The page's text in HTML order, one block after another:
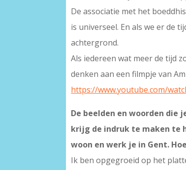
De associatie met het
is universeel. En als we er de
achtergrond.
Als iedereen wat meer de tijd
denken aan een filmpje van
https://www.youtube.com/
De beelden en woorden
krijg de indruk te maken te
woon en werk je in Gent.
Ik ben opgegroeid op het